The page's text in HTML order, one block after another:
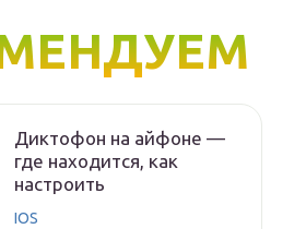
Диктофон на айфоне —
где находится, как
настроить
IOS